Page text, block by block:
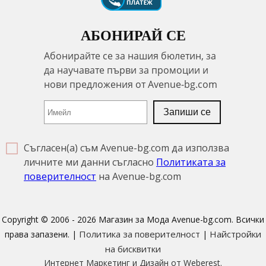
АБОНИРАЙ СЕ
Съгласен(а) съм Avenue-bg.com да използва
личните ми данни съгласно Политиката за
поверителност на Avenue-bg.com
Copyright © 2006 - 2026 Магазин за Мода Avenue-bg.com. Всички
права запазени. | Политика за поверителност | Найстройки
на бисквитки
Интернет Маркетинг и Дизайн от Weberest.